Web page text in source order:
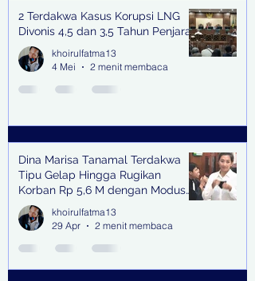
2 Terdakwa Kasus Korupsi LNG
Divonis 4,5 dan 3,5 Tahun Penjara
khoirulfatma13
4 Mei
2 menit membaca
Dina Marisa Tanamal Terdakwa
Tipu Gelap Hingga Rugikan
Korban Rp 5,6 M dengan Modus
Kerja Sama Impor Bodong
khoirulfatma13
29 Apr
2 menit membaca